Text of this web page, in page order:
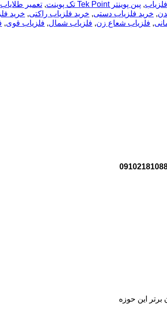
فلزیاب, پین پوینتر Tek Point تک پوینت , تعمیر طلایاب
, خرید فلزیاب دستی, خرید فلزیاب راکتی, خرید
, فلزیاب شعاع زن, فلزیاب شمال, فلزیاب قوی,
این حوزه